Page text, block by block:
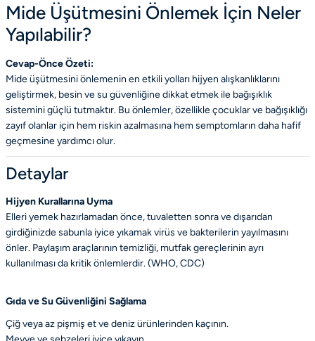
Mide Üşütmesini Önlemek İçin Neler
Yapılabilir?
Cevap-Önce Özeti:
Mide üşütmesini önlemenin en etkili yolları hijyen alışkanlıklarını
geliştirmek, besin ve su güvenliğine dikkat etmek ile bağışıklık
sistemini güçlü tutmaktır. Bu önlemler, özellikle çocuklar ve bağışıklığı
zayıf olanlar için hem riskin azalmasına hem semptomların daha hafif
geçmesine yardımcı olur.
Detaylar
Hijyen Kurallarına Uyma
Elleri yemek hazırlamadan önce, tuvaletten sonra ve dışarıdan
girdiğinizde sabunla iyice yıkamak virüs ve bakterilerin yayılmasını
önler. Paylaşım araçlarının temizliği, mutfak gereçlerinin ayrı
kullanılması da kritik önlemlerdir. (WHO, CDC)
Gıda ve Su Güvenliğini Sağlama
Çiğ veya az pişmiş et ve deniz ürünlerinden kaçının.